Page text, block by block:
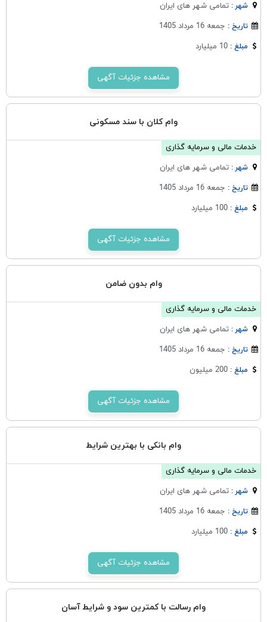
شهر :تمامی شهر های ایران
تاریخ : جمعه 16 مرداد 1405
مبلغ :10 میلیارد
مشاهده جزئیات آگهی
وام کلان با سند مسکونی
خدمات مالی و سرمایه گذاری
شهر :تمامی شهر های ایران
تاریخ : جمعه 16 مرداد 1405
مبلغ :100 میلیارد
مشاهده جزئیات آگهی
وام بدون ضامن
خدمات مالی و سرمایه گذاری
شهر :تمامی شهر های ایران
تاریخ : جمعه 16 مرداد 1405
مبلغ :200 میلیون
مشاهده جزئیات آگهی
وام بانکی با بهترین شرایط
خدمات مالی و سرمایه گذاری
شهر :تمامی شهر های ایران
تاریخ : جمعه 16 مرداد 1405
مبلغ :100 میلیارد
مشاهده جزئیات آگهی
وام رسالت با کمترین سود و شرایط آسان